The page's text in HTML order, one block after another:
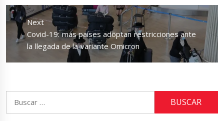
Next
Next
post:
Covid-19: más países adoptan restricciones ante
la llegada de la variante Omicron